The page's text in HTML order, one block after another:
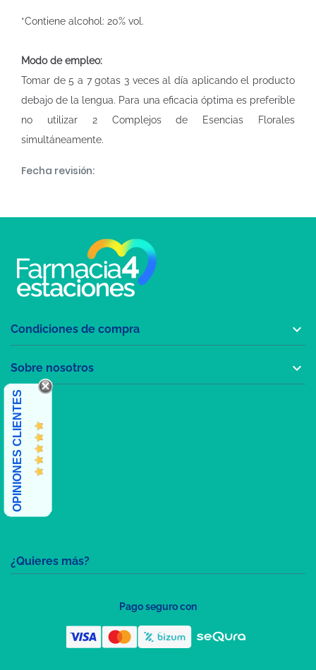
*Contiene alcohol: 20% vol.
Modo de empleo:
Tomar de 5 a 7 gotas 3 veces al día aplicando el producto
debajo de la lengua. Para una eficacia óptima es preferible
no utilizar 2 Complejos de Esencias Florales
simultáneamente.
Fecha revisión:
¿Quieres más?
Condiciones de compra 
Sobre nosotros 
OPINIONES CLIENTES
Pago seguro con